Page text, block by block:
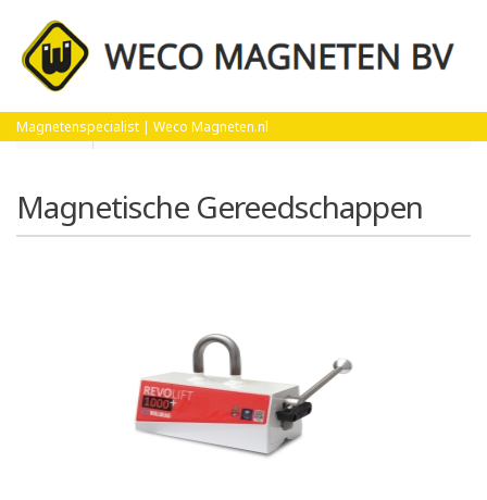
Magnetenspecialist | Weco Magneten.nl
Home Magnetische Gereedschappen
Magnetische Gereedschappen